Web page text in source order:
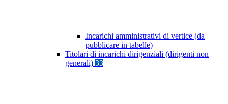
Incarichi amministrativi di vertice (da
pubblicare in tabelle)
Titolari di incarichi dirigenziali (dirigenti non
generali) 33